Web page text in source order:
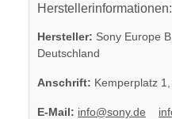
Herstellerinformationen:
Hersteller: Sony Europe
Deutschland
Anschrift: Kemperplatz
E-Mail: info@sony.de